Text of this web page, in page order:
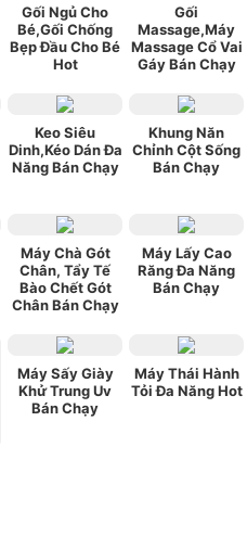
Gối Ngủ Cho
Bé,Gối Chống
Bẹp Đầu Cho Bé
Hot
Gối
Massage,Máy
Massage Cổ Vai
Gáy Bán Chạy
Keo Siêu
Dinh,Kéo Dán Đa
Năng Bán Chạy
Khung Năn
Chỉnh Cột Sống
Bán Chạy
Máy Chà Gót
Chân, Tẩy Tế
Bào Chết Gót
Chân Bán Chạy
Máy Lấy Cao
Răng Đa Năng
Bán Chạy
Máy Sấy Giày
Khử Trung Uv
Bán Chạy
Máy Thái Hành
Tỏi Đa Năng Hot